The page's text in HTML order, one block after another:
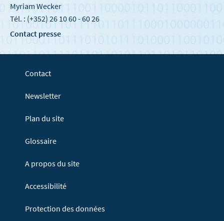
Myriam Wecker
Tél. : (+352) 26 10 60 - 60 26
Contact presse
Contact
Newsletter
Plan du site
Glossaire
A propos du site
Accessibilité
Protection des données